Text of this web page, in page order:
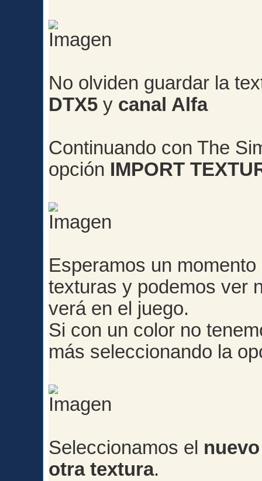
No olviden guardar la
DTX5 y canal Alfa
Continuando con The
opción IMPORT
Esperamos un
texturas y podemos ver
verá en el juego.
Si con un color no
más seleccionando la
Seleccionamos el
otra textura.